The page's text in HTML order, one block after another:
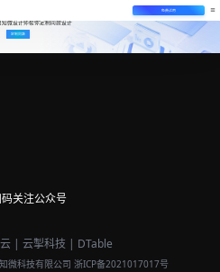
免费试用
知微设计师帮你定制同款设计
定制同款
关注公众号
| 云掣科技 | DTable
微科技有限公司 浙ICP备2021017017号